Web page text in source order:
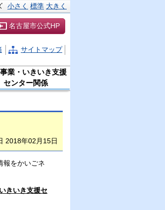
小さく 標準 大きく
名古屋市公式HP
サイトマップ
業・いきいき支援
センター関係
2018年02月15日
報をかいごネ
きいき支援セ